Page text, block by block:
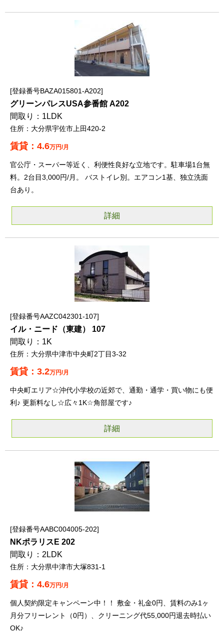
登録番号BAZA015801-A202
グリーンパレスUSA参番館 A202
1LDK
大分県宇佐市上田420-2
4.6万円/月
官公庁・スーパー等近く、利便性良好な立地です。駐車場1台無
料。2台目3,000円/月。 バストイレ別。エアコン1基、独立洗面
台あり。
詳細
登録番号AAZC042301-107
イル・ニード（東建） 107
1K
大分県中津市中央町2丁目3-32
3.2万円/月
中央町エリア☆沖代小学校の近郊で、通勤・通学・買い物にも便
利♪ 更新料なし☆広々1K☆角部屋です♪
詳細
登録番号AABC004005-202
NKポラリスE 202
2LDK
大分県中津市大塚831-1
4.6万円/月
個人契約限定キャンペーン中！！ 敷金・礼金0円、賃料のみ1ヶ
月分フリーレント（0円）、クリーニング代55,000円退去時払い
OK♪